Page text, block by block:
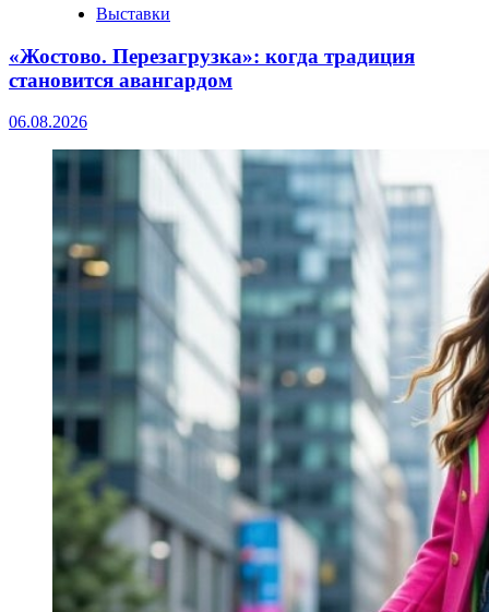
Выставки
«Жостово. Перезагрузка»: когда традиция
становится авангардом
06.08.2026